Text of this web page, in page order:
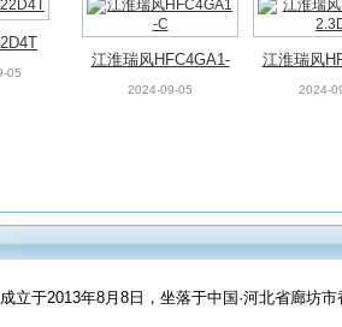
05
江淮瑞风HFC4GA1-
C
2024-09-05
江淮瑞风
3D
2024-
立于2013年8月8日，坐落于中国·河北省廊坊